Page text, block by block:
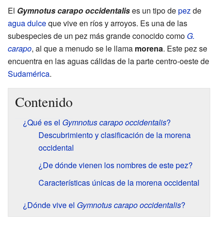
El Gymnotus carapo occidentalises un tipo depezde
agua dulceque vive en ríos y arroyos. Es una de las
subespecies de un pez más grande conocido como G.
carapo, al que a menudo se le llama morena. Este pez se
encuentra en las aguas cálidas de la parte centro-oeste de
Sudamérica.
Contenido
¿Qué es el Gymnotus carapo occidentalis?
Descubrimiento y clasificación de la morena
occidental
¿De dónde vienen los nombres de este pez?
Características únicas de la morena occidental
¿Dónde vive el Gymnotus carapo occidentalis?